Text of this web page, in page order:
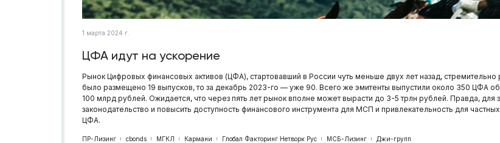
1 марта 2024 г.
ЦФА идут на ускорение
Рынок Цифровых финансовых активов (ЦФА), стартовавший в России чуть меньше двух лет назад, стремительно
было размещено 19 выпусков, то за декабрь 2023-го — уже 90. Всего же эмитенты выпустили около 350 ЦФА
100 млрд рублей. Ожидается, что через пять лет рынок вполне может вырасти до 3-5 трлн рублей. Правда, для
законодательство и повысить доступность финансового инструмента для МСП и привлекательность для
ЦФА.
ПР-Лизинг cbonds МГКЛ Кармани Глобал Факторинг Нетворк Рус МСБ-Лизинг Джи-групп